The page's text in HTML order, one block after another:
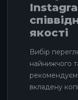
якості
Вибір
найнижчого
вкладену